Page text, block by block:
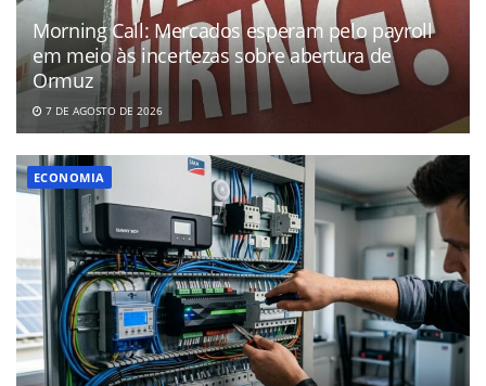
Morning Call: Mercados esperam pelo payroll
em meio às incertezas sobre abertura de
Ormuz
7 DE AGOSTO DE 2026
ECONOMIA